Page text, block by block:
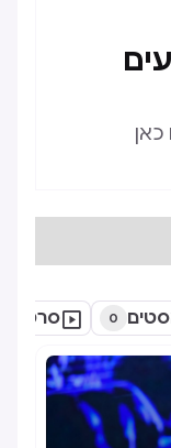
כאן
0
